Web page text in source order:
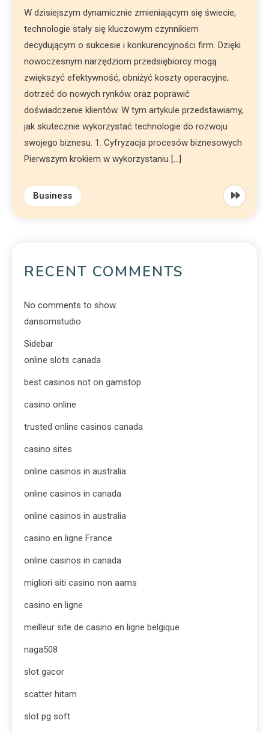
W dzisiejszym dynamicznie zmieniającym się świecie,
technologie stały się kluczowym czynnikiem
decydującym o sukcesie i konkurencyjności firm. Dzięki
nowoczesnym narzędziom przedsiębiorcy mogą
zwiększyć efektywność, obniżyć koszty operacyjne,
dotrzeć do nowych rynków oraz poprawić
doświadczenie klientów. W tym artykule przedstawiamy,
jak skutecznie wykorzystać technologie do rozwoju
swojego biznesu. 1. Cyfryzacja procesów biznesowych
Pierwszym krokiem w wykorzystaniu […]
Business
RECENT COMMENTS
No comments to show.
dansomstudio
Sidebar
online slots canada
best casinos not on gamstop
casino online
trusted online casinos canada
casino sites
online casinos in australia
online casinos in canada
online casinos in australia
casino en ligne France
online casinos in canada
migliori siti casino non aams
casino en ligne
meilleur site de casino en ligne belgique
naga508
slot gacor
scatter hitam
slot pg soft